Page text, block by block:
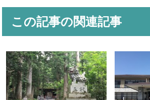
この記事の関連記事